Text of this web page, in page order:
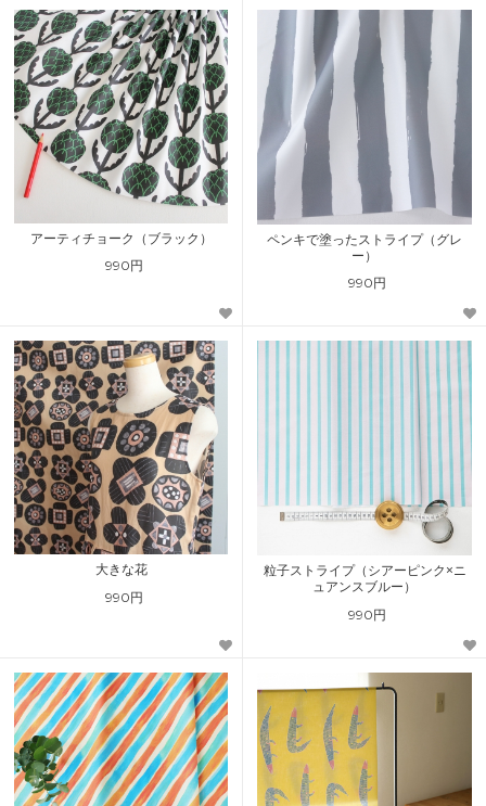
アーティチョーク（ブラック）
990円
ペンキで塗ったストライプ（グレ
ー）
990円
大きな花
990円
粒子ストライプ（シアーピンク×ニ
ュアンスブルー）
990円